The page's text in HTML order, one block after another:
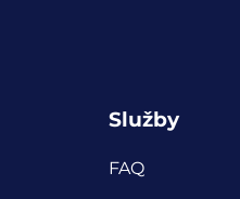
Služby
FAQ